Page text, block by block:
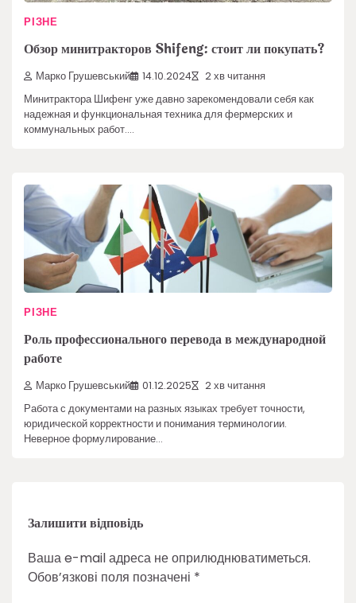
РІЗНЕ
Обзор минитракторов Shifeng: стоит ли покупать?
Марко Грушевський 14.10.2024 2 хв читання
Минитрактора Шифенг уже давно зарекомендовали себя как
надежная и функциональная техника для фермерских и
коммунальных работ.…
РІЗНЕ
Роль профессионального перевода в международной
работе
Марко Грушевський 01.12.2025 2 хв читання
Работа с документами на разных языках требует точности,
юридической корректности и понимания терминологии.
Неверное формулирование…
Залишити відповідь
Ваша e-mail адреса не оприлюднюватиметься.
Обов’язкові поля позначені *